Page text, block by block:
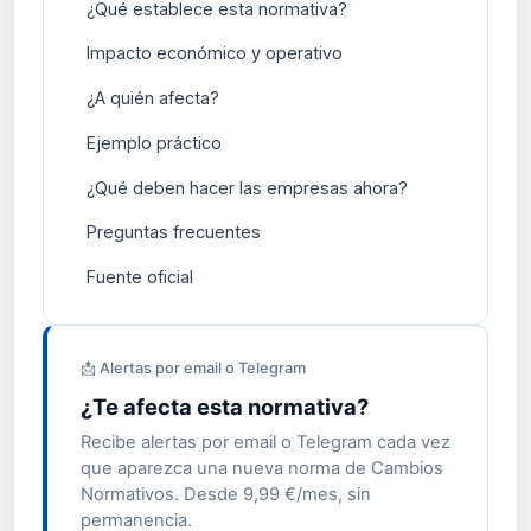
¿Qué establece esta normativa?
Impacto económico y operativo
¿A quién afecta?
Ejemplo práctico
¿Qué deben hacer las empresas ahora?
Preguntas frecuentes
Fuente oficial
📩 Alertas por email o Telegram
¿Te afecta esta normativa?
Recibe alertas por email o Telegram cada vez
que aparezca una nueva norma de Cambios
Normativos. Desde 9,99 €/mes, sin
permanencia.